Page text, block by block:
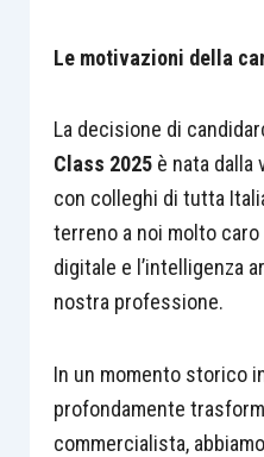
Le motivazioni della
La decisione di
Class 2025è nata dalla
con colleghi di tutta
terreno a noi molto caro
digitale e l’intelligenza
nostra professione.
In un momento storico
profondamente
commercialista,